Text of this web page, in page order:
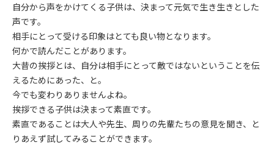
自分から声をかけてくる子供は、決まって元気で生き生きとした
声です。
相手にとって受ける印象はとても良い物となります。
何かで読んだことがあります。
大昔の挨拶とは、自分は相手にとって敵ではないということを伝
えるためにあった、と。
今でも変わりありませんよね。
挨拶できる子供は決まって素直です。
素直であることは大人や先生、周りの先輩たちの意見を聞き、と
りあえず試してみることができます。